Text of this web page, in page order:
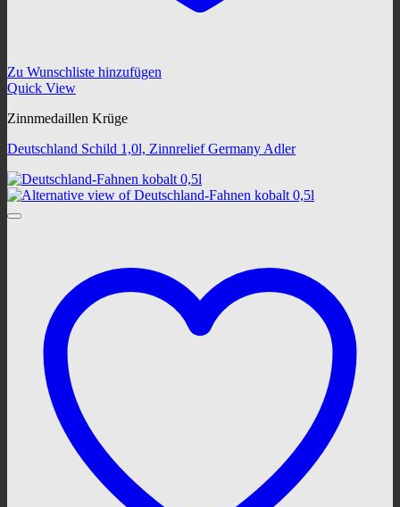
Zu Wunschliste hinzufügen
Quick View
Zinnmedaillen Krüge
Deutschland Schild 1,0l, Zinnrelief Germany Adler